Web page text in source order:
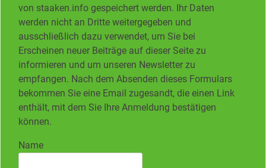
von staaken.info gespeichert werden. Ihr Daten
werden nicht an Dritte weitergegeben und
ausschließlich dazu verwendet, um Sie bei
Erscheinen neuer Beiträge auf dieser Seite zu
informieren und um unseren Newsletter zu
empfangen. Nach dem Absenden dieses Formulars
bekommen Sie eine Email zugesandt, die einen Link
enthält, mit dem Sie Ihre Anmeldung bestätigen
können.
Name